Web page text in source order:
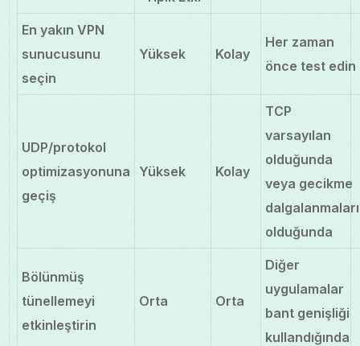
En yakın VPN
sunucusunu
seçin
Yüksek Kolay
Her zaman
önce test edin
UDP/protokol
optimizasyonuna
geçiş
Yüksek Kolay
TCP
varsayılan
olduğunda
veya gecikme
dalgalanmaları
olduğunda
Bölünmüş
tünellemeyi
etkinleştirin
Orta Orta
Diğer
uygulamalar
bant genişliği
kullandığında